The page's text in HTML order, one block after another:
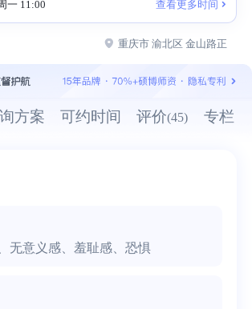
一 11:00 查看更多时间
重庆市 渝北区 金山路正
方案 可约时间 评价(45) 专栏
无意义感、羞耻感、恐惧